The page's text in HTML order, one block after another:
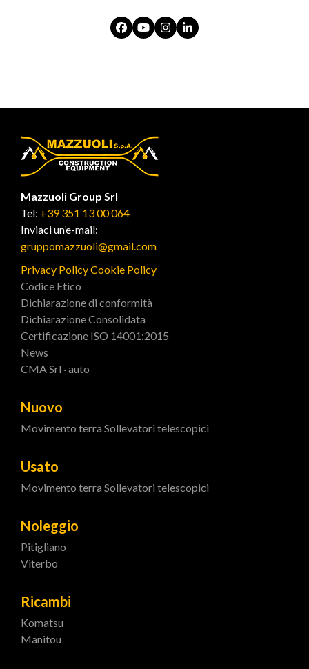
Facebook
YouTubeInstagram
LinkedIn
Mazzuoli Group Srl
Tel: +39 351 13 00 064
Inviaci un’e-mail:
gruppomazzuoli@gmail.com
Privacy PolicyCookie Policy
Codice Etico
Dichiarazione di conformità
Dichiarazione Consolidata
Certificazione ISO 14001:2015
News
CMA Srl · auto
Nuovo
Movimento terra Sollevatori telescopici
Usato
Movimento terra Sollevatori telescopici
Noleggio
Pitigliano
Viterbo
Ricambi
Komatsu
Manitou